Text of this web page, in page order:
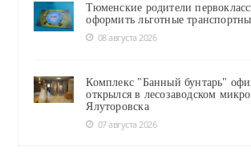
Тюменские родители
оформить льготные
08 августа 2026
Комплекс "Банный бунтарь"
открылся в лесозаводском
Ялуторовска
07 августа 2026